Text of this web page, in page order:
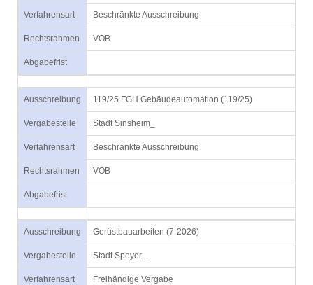
Verfahrensart Beschränkte Ausschreibung
Rechtsrahmen VOB
Abgabefrist
Ausschreibung 119/25 FGH Gebäudeautomation (119/25)
Vergabestelle Stadt Sinsheim_
Verfahrensart Beschränkte Ausschreibung
Rechtsrahmen VOB
Abgabefrist
Ausschreibung Gerüstbauarbeiten (7-2026)
Vergabestelle Stadt Speyer_
Verfahrensart Freihändige Vergabe